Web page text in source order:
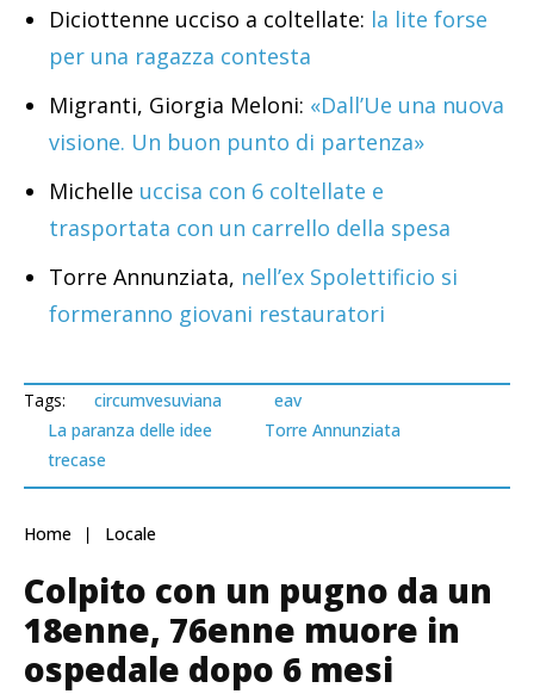
Diciottenne ucciso a coltellate: la lite forse
per una ragazza contesta
Migranti, Giorgia Meloni: «Dall’Ue una nuova
visione. Un buon punto di partenza»
Michelle uccisa con 6 coltellate e
trasportata con un carrello della spesa
Torre Annunziata, nell’ex Spolettificio si
formeranno giovani restauratori
Tags: circumvesuviana
eav
La paranza delle idee
Torre Annunziata
trecase
Home Locale
Colpito con un pugno da un
18enne, 76enne muore in
ospedale dopo 6 mesi